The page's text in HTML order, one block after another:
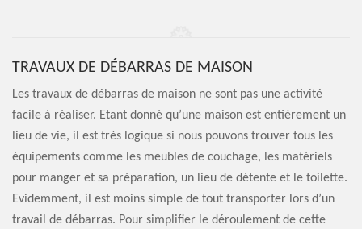
TRAVAUX DE DÉBARRAS DE MAISON
Les travaux de débarras de maison ne sont pas une activité
facile à réaliser. Etant donné qu’une maison est entièrement un
lieu de vie, il est très logique si nous pouvons trouver tous les
équipements comme les meubles de couchage, les matériels
pour manger et sa préparation, un lieu de détente et le toilette.
Evidemment, il est moins simple de tout transporter lors d’un
travail de débarras. Pour simplifier le déroulement de cette